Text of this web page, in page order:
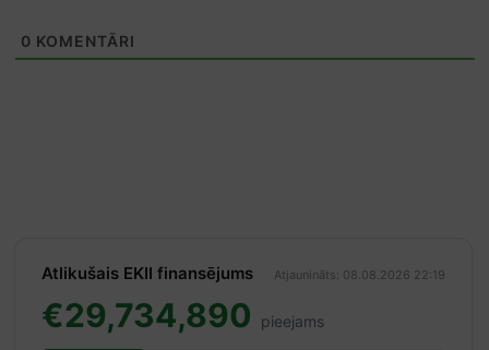
0 KOMENTĀRI
Atlikušais EKII finansējums Atjaunināts: 08.08.2026 22:19
€29,734,890 pieejams